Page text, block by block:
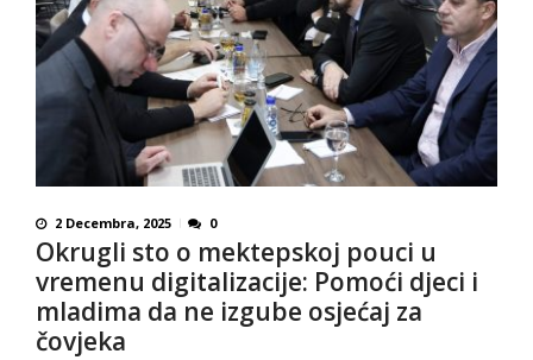
2 Decembra, 2025 0
Okrugli sto o mektepskoj pouci u
vremenu digitalizacije: Pomoći djeci i
mladima da ne izgube osjećaj za
čovjeka